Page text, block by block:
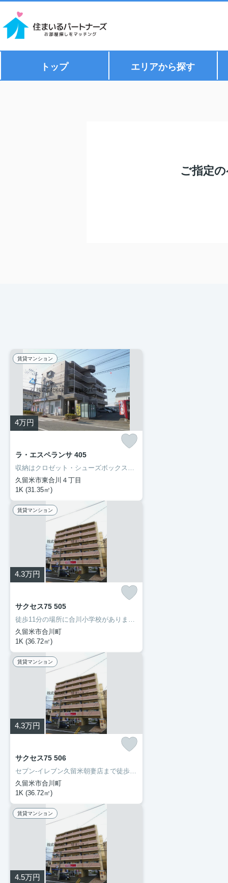
トップ エリアから探す
ご指定
賃貸マンション
4万円
ラ・エスペランサ 405
収納はクロゼット・シューズボックスなど豊富なので、広々と空間を利用することも可能です。洗面化粧台を採用しているので、歯ブラシやドライヤーなどをまとめて収納できます。セキュリティ面は、TVインターホン・オートロックなどを設置しているので安全面でも優れております。当社では久大本線久留米大学前周辺の賃貸情報を数多く取り扱っております。引っ越しを検討しているなら、お気軽にご連絡ください。
久留米市東合川４丁目
1K (31.35㎡)
賃貸マンション
4.3万円
サクセス75 505
徒歩11分の場所に合川小学校があります。部外者の侵入を抑止するオートロック機能で、女性でも安心して暮らすことができます。初期費用のカード決済ができます。駐車場がご利用いただける物件です。久留米市や久大本線久留米大学前付近での新生活をご検討するなら、当社でお部屋探しをしてください。まずはお問い合わせからお待ちしております。
久留米市合川町
1K (36.72㎡)
賃貸マンション
4.3万円
サクセス75 506
セブン-イレブン久留米朝妻店まで徒歩2分と近場にコンビニがあるのもポイント。お手入れしやすいように工夫されているので綺麗な状態を保ちやすい洗面化粧台が付いています。マンションタイプのお部屋です。住まい探しの際には、実際に住んでみた時のことを想像しながら進めていくことが大事です。より良い住まいをご提供致します。
久留米市合川町
1K (36.72㎡)
賃貸マンション
4.5万円